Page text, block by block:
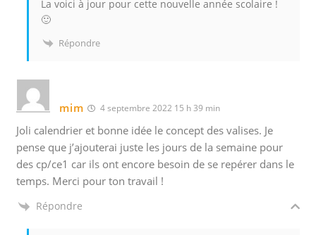
La voici à jour pour cette nouvelle année scolaire !
🙂
Répondre
mim 4 septembre 2022 15 h 39 min
Joli calendrier et bonne idée le concept des valises. Je
pense que j’ajouterai juste les jours de la semaine pour
des cp/ce1 car ils ont encore besoin de se repérer dans le
temps. Merci pour ton travail !
Répondre